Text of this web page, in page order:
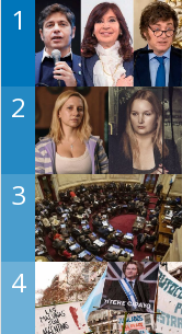
1
2
3
4